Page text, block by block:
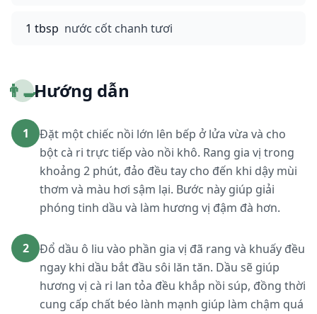
1 tbsp nước cốt chanh tươi
👨‍🍳Hướng dẫn
1
Đặt một chiếc nồi lớn lên bếp ở lửa vừa và cho
bột cà ri trực tiếp vào nồi khô. Rang gia vị trong
khoảng 2 phút, đảo đều tay cho đến khi dậy mùi
thơm và màu hơi sậm lại. Bước này giúp giải
phóng tinh dầu và làm hương vị đậm đà hơn.
2
Đổ dầu ô liu vào phần gia vị đã rang và khuấy đều
ngay khi dầu bắt đầu sôi lăn tăn. Dầu sẽ giúp
hương vị cà ri lan tỏa đều khắp nồi súp, đồng thời
cung cấp chất béo lành mạnh giúp làm chậm quá